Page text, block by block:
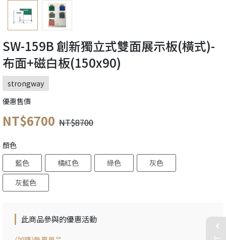
SW-159B 創新獨立式雙面展示板(橫式)-
布面+磁白板(150x90)
strongway
優惠售價
NT$6700 NT$8700
顏色
藍色
橘紅色 綠色
灰色
灰藍色
此商品參與的優惠活動